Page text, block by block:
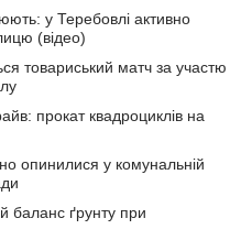
у Теребовлі активно
(відео)
товариський матч за участю
прокат квадроциклів на
опинилися у комунальній
баланс ґрунту при